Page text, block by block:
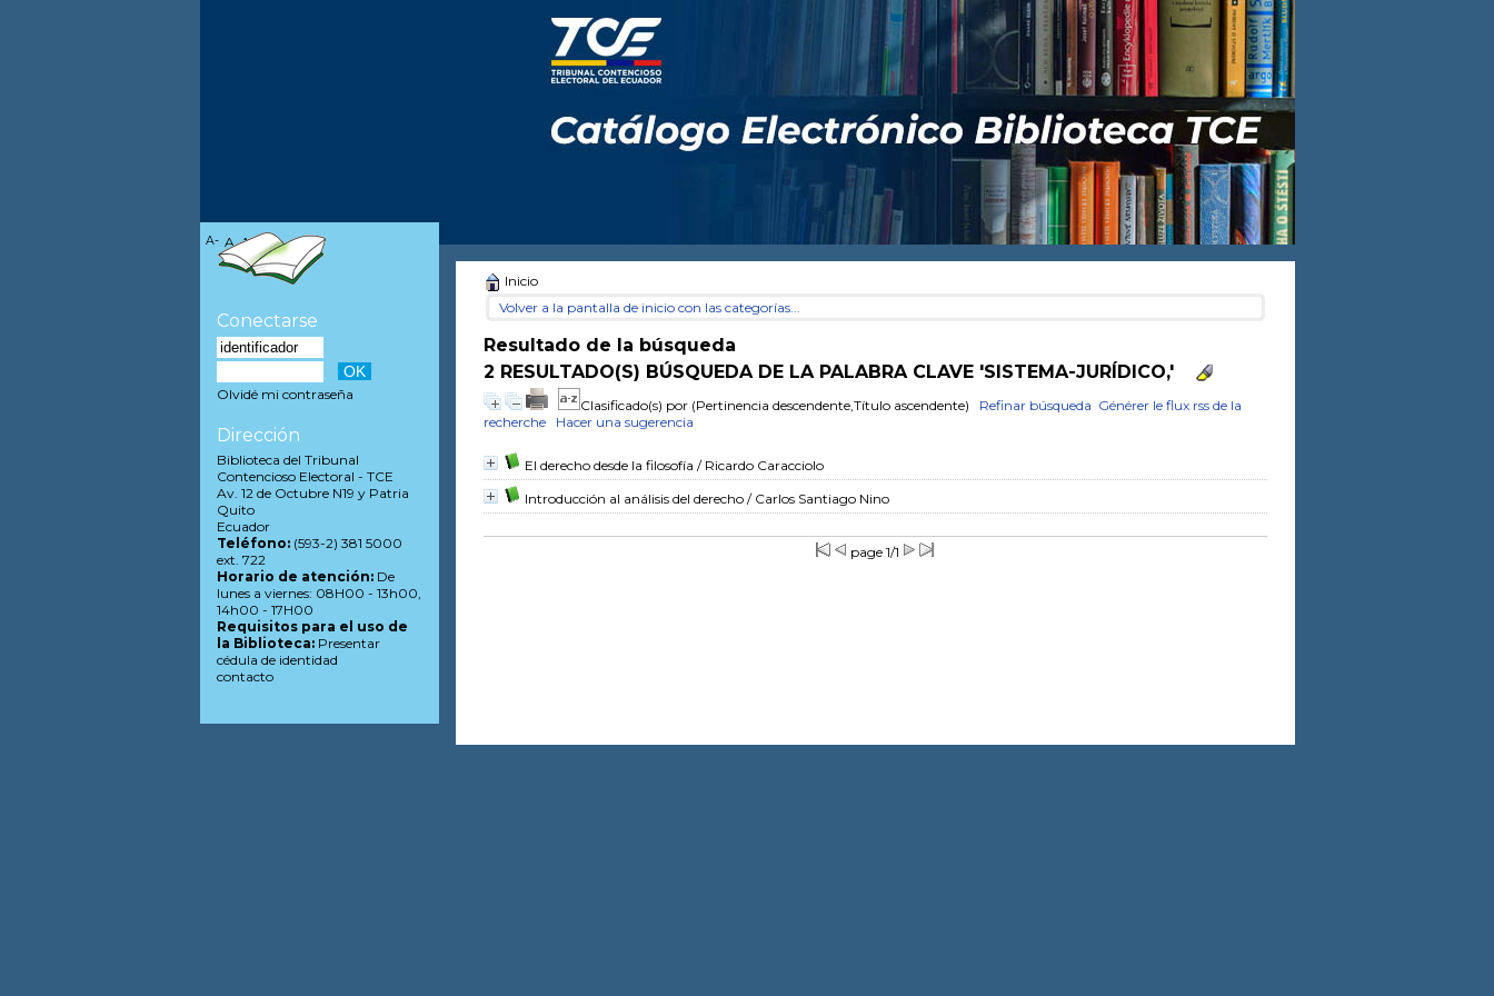
Inicio
Volver a la pantalla de inicio con las categorías...
Resultado de la búsqueda
2 RESULTADO(S) BÚSQUEDA DE LA PALABRA CLAVE 'SISTEMA-JURÍDICO,'
Clasificado(s) por (Pertinencia descendente,Título ascendente) Refinar búsqueda Générer le flux rss de la
recherche
Hacer una sugerencia
El derecho desde la filosofía / Ricardo Caracciolo
Introducción al análisis del derecho/ Carlos Santiago Nino
page 1/1
A- A A+
Conectarse
Olvidé mi contraseña
Dirección
Biblioteca del Tribunal
Contencioso Electoral - TCE
Av. 12 de Octubre N19 y Patria
Quito
Ecuador
Teléfono:(593-2) 381 5000
ext. 722
Horario de atención:De
lunes a viernes: 08H00 - 13h00,
14h00 - 17H00
Requisitos para el uso de
la Biblioteca:Presentar
cédula de identidad
contacto